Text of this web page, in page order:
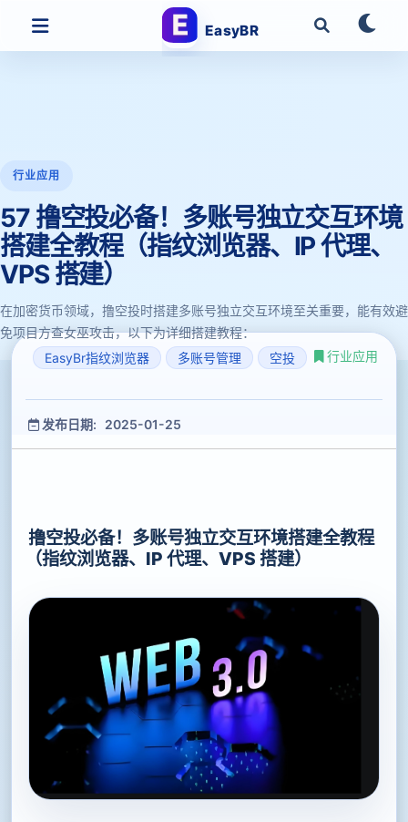
EasyBR
行业应用
57 撸空投必备！多账号独立交互环境
搭建全教程（指纹浏览器、IP 代理、
VPS 搭建）
在加密货币领域，撸空投时搭建多账号独立交互环境至关重要，能有效避
免项目方查女巫攻击，以下为详细搭建教程：
EasyBr指纹浏览器
多账号管理 空投 行业应用
发布日期: 2025-01-25
撸空投必备！多账号独立交互环境搭建全教程
（指纹浏览器、IP 代理、VPS 搭建）